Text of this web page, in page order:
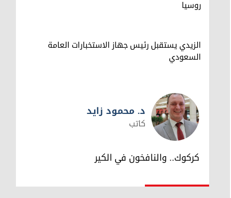
روسيا
الزيدي يستقبل رئيس جهاز الاستخبارات العامة
السعودي
د. محمود زايد
د. محمود زايد
كاتب
كركوك.. والنافخون في الكير